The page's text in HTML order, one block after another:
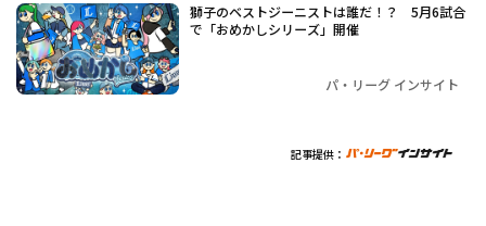
獅子のベストジーニストは誰だ！？ 5月6試合
で「おめかしシリーズ」開催
パ・リーグ インサイト
記事提供：